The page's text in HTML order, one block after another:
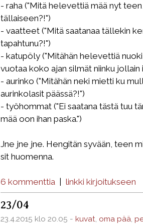
- raha ("Mitä helevettiä mää nyt
tällaiseen?!")
- vaatteet ("Mitä saatanaa tällekin
tapahtunu?!")
- katupöly ("Mitähän helevettiä
vuotaa koko ajan silmät niinku
- aurinko ("Mitähän neki mietti ku
aurinkolasit päässä?!")
- työhommat ("Ei saatana tästä tuu
mää oon ihan paska.")
Jne jne jne. Hengitän syvään, teen
sit huomenna.
6 kommenttia linkki kirjoitukseen
23/04
23.4.2015 klo 20.05 - kuvat, oma pää,